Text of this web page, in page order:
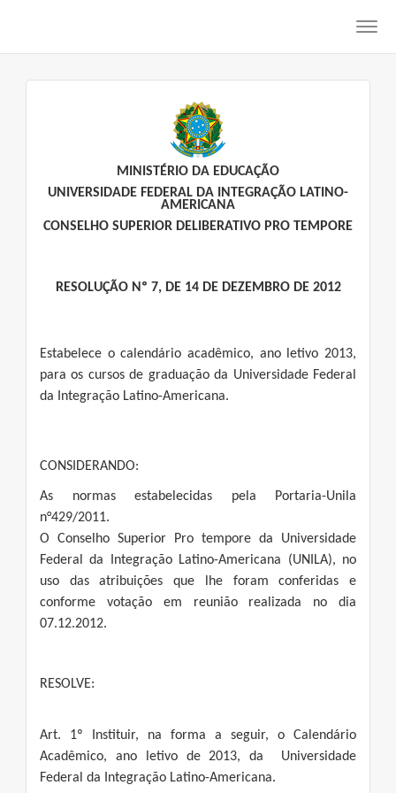
MINISTÉRIO DA EDUCAÇÃO
UNIVERSIDADE FEDERAL DA INTEGRAÇÃO LATINO-
AMERICANA
CONSELHO SUPERIOR DELIBERATIVO PRO TEMPORE
RESOLUÇÃO Nº 7, DE 14 DE DEZEMBRO DE 2012
Estabelece o calendário acadêmico, ano letivo 2013,
para os cursos de graduação da Universidade Federal
da Integração Latino-Americana.
CONSIDERANDO:
As normas estabelecidas pela Portaria-Unila
n°429/2011.
O Conselho Superior Pro tempore da Universidade
Federal da Integração Latino-Americana (UNILA), no
uso das atribuições que lhe foram conferidas e
conforme votação em reunião realizada no dia
07.12.2012.
RESOLVE:
Art. 1º Instituir, na forma a seguir, o Calendário
Acadêmico, ano letivo de 2013, da Universidade
Federal da Integração Latino-Americana.